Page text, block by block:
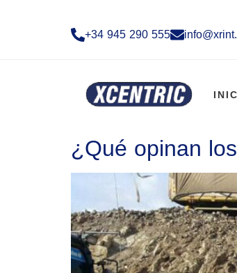
+34 945 290 555​
¿Qué opinan